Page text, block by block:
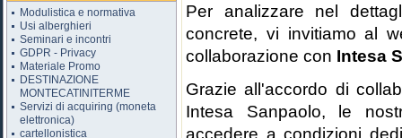
Modulistica e normativa
Usi alberghieri
Seminari e incontri
GDPR - Privacy
Materiale Promo
DESTINAZIONE
MONTECATINITERME
Servizi di acquiring (moneta
elettronica)
cartellonistica
Per analizzare nel
concrete, vi invitiamo al
collaborazione con Intesa
Grazie all'accordo di
Intesa Sanpaolo, le
accedere a condizioni